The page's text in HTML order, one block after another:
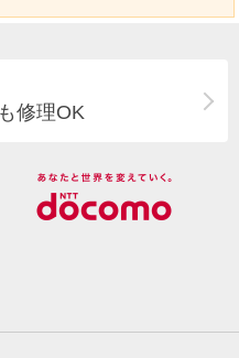
修理OK